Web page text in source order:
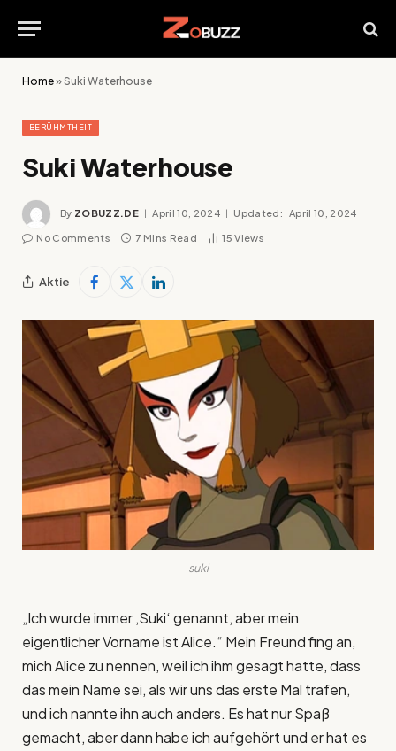
Home»Suki Waterhouse
BERÜHMTHEIT
Suki Waterhouse
By ZOBUZZ.DE April 10, 2024 Updated: April 10, 2024
No Comments 7 Mins Read 15Views
Aktie
suki
„Ich wurde immer ‚Suki‘ genannt, aber mein
eigentlicher Vorname ist Alice.“ Mein Freund fing an,
mich Alice zu nennen, weil ich ihm gesagt hatte, dass
das mein Name sei, als wir uns das erste Mal trafen,
und ich nannte ihn auch anders. Es hat nur Spaß
gemacht, aber dann habe ich aufgehört und er hat es